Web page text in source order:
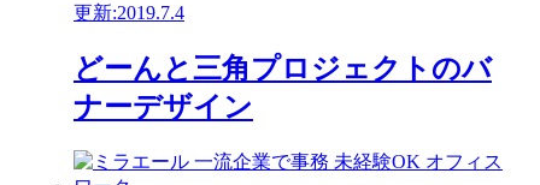
更新:2019.7.4
どーんと三角プロジェクトのバ
ナーデザイン